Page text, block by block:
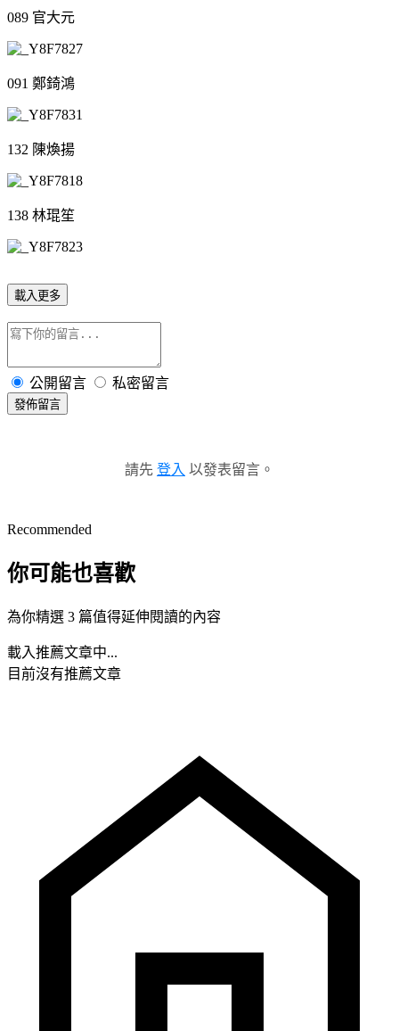
089 官大元
091 鄭錡鴻
132 陳煥揚
138 林琨笙
載入更多
公開留言 私密留言
發佈留言
請先 登入 以發表留言。
Recommended
你可能也喜歡
為你精選 3 篇值得延伸閱讀的內容
載入推薦文章中...
目前沒有推薦文章